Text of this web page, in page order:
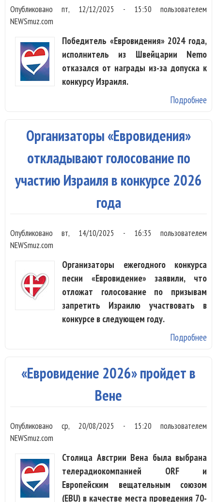
Опубликованопт, 12/12/2025 - 15:50 пользователем
NEWSmuz.com
Победитель «Евровидения» 2024 года,
исполнитель из Швейцарии Nemo
отказался от награды из-за допуска к
конкурсу Израиля.
Подробнее
Организаторы «Евровидения»
откладывают голосование по
участию Израиля в конкурсе 2026
года
Опубликовановт, 14/10/2025 - 16:35 пользователем
NEWSmuz.com
Организаторы ежегодного конкурса
песни «Евровидение» заявили, что
отложат голосование по призывам
запретить Израилю участвовать в
конкурсе в следующем году.
Подробнее
«Евровидение 2026» пройдет в
Вене
Опубликованоср, 20/08/2025 - 15:20 пользователем
NEWSmuz.com
Столица Австрии Вена была выбрана
телерадиокомпанией ORF и
Европейским вещательным союзом
(EBU) в качестве места проведения 70-